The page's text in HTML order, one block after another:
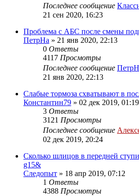
Последнее сообщение
21 сен 2020, 16:23
Проблема с АБС после смены
ПетрНа » 21 янв 2020, 22:13
0 Ответы
4117 Просмотры
Последнее сообщение
21 янв 2020, 22:13
Слабые тормоза схватывают в
Константин79 » 02 дек 2019, 01:19
3 Ответы
3121 Просмотры
Последнее сообщение
02 дек 2019, 20:24
Сколько шлицов в передней
g15&
Следопыт » 18 апр 2019, 07:12
1 Ответы
4388 Просмотры